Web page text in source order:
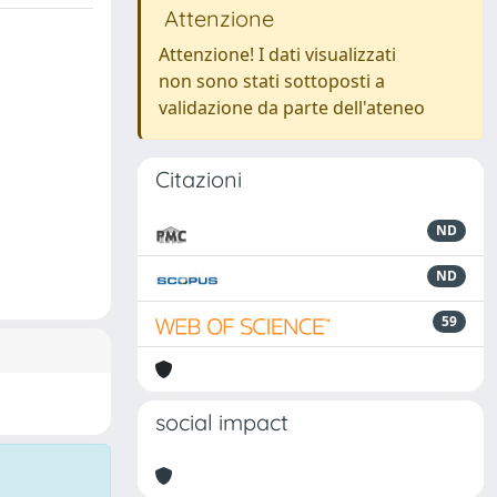
Attenzione
Attenzione! I dati visualizzati
non sono stati sottoposti a
validazione da parte dell'ateneo
Citazioni
ND
ND
59
social impact